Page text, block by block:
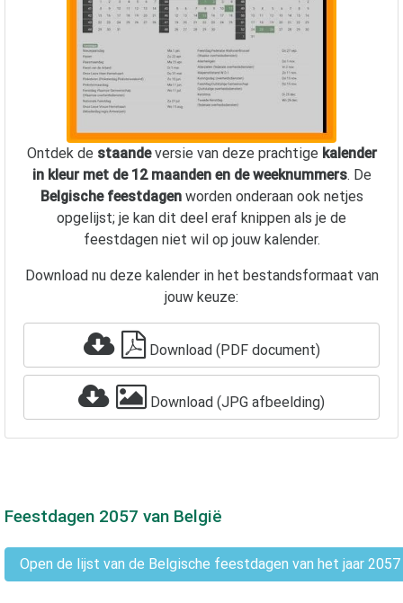
Ontdek de staandeversie van deze prachtige kalender
in kleur met de 12 maanden en de weeknummers. De
Belgische feestdagenworden onderaan ook netjes
opgelijst; je kan dit deel eraf knippen als je de
feestdagen niet wil op jouw kalender.
Download nu deze kalender in het bestandsformaat van
jouw keuze:
Download (PDF document)
Download (JPG afbeelding)
Feestdagen 2057 van België
Open de lijst van de Belgische feestdagen van het jaar 2057